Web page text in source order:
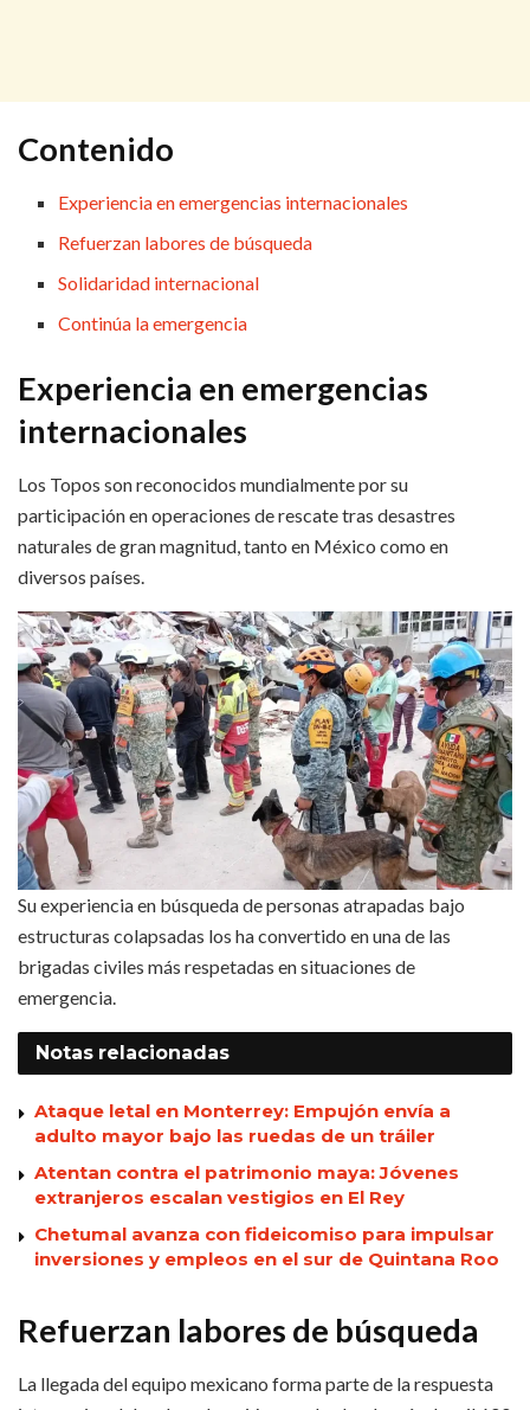
Contenido
Experiencia en emergencias internacionales
Refuerzan labores de búsqueda
Solidaridad internacional
Continúa la emergencia
Experiencia en emergencias
internacionales
Los Topos son reconocidos mundialmente por su
participación en operaciones de rescate tras desastres
naturales de gran magnitud, tanto en México como en
diversos países.
Su experiencia en búsqueda de personas atrapadas bajo
estructuras colapsadas los ha convertido en una de las
brigadas civiles más respetadas en situaciones de
emergencia.
Notas relacionadas
Ataque letal en Monterrey: Empujón envía a
adulto mayor bajo las ruedas de un tráiler
Atentan contra el patrimonio maya: Jóvenes
extranjeros escalan vestigios en El Rey
Chetumal avanza con fideicomiso para impulsar
inversiones y empleos en el sur de Quintana Roo
Refuerzan labores de búsqueda
La llegada del equipo mexicano forma parte de la respuesta